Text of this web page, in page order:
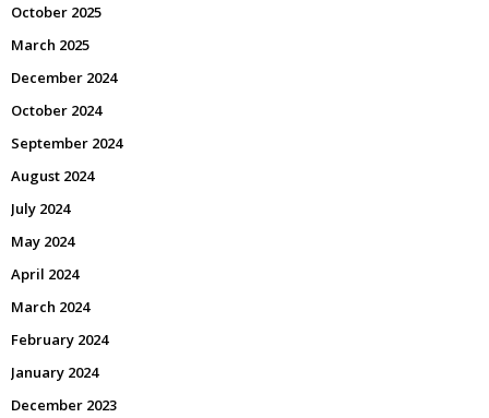
October 2025
March 2025
December 2024
October 2024
September 2024
August 2024
July 2024
May 2024
April 2024
March 2024
February 2024
January 2024
December 2023